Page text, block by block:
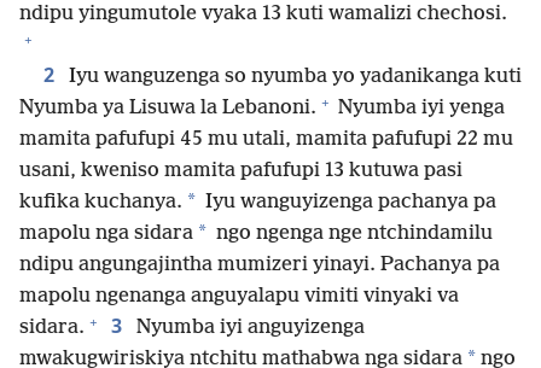
ndipu yingumutole vyaka 13 kuti wamalizi chechosi.
+
2
Iyu wanguzenga so nyumba yo yadanikanga kuti
Nyumba ya Lisuwa la Lebanoni. + Nyumba iyi yenga
mamita pafufupi 45 mu utali, mamita pafufupi 22 mu
usani, kweniso mamita pafufupi 13 kutuwa pasi
kufika kuchanya. * Iyu wanguyizenga pachanya pa
mapolu nga sidara * ngo ngenga nge ntchindamilu
ndipu angungajintha mumizeri yinayi. Pachanya pa
mapolu ngenanga anguyalapu vimiti vinyaki va
sidara. + 3
Nyumba iyi anguyizenga
mwakugwiriskiya ntchitu mathabwa nga sidara * ngo